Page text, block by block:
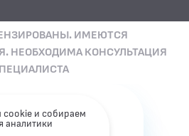
ИМЕЮТСЯ
НЕОБХОДИМА КОНСУЛЬТАЦИЯ
и собираем
аналитики